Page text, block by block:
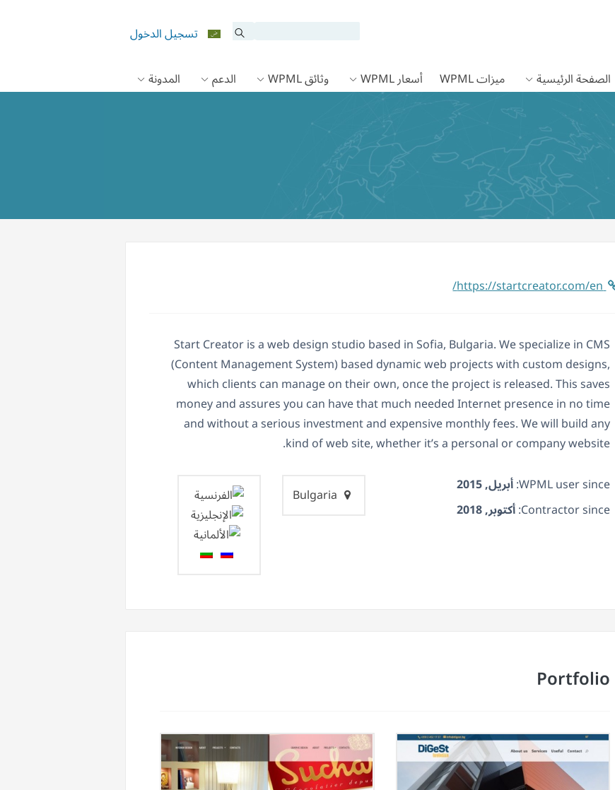
تسجيل الدخول
الصفحة الرئيسية
ميزات WPML أسعار WPML وثائق WPML الدعم المدونة
https://startcreator.com/en/
Start Creator is a web design studio based in Sofia, Bulgaria. We specialize in CMS
(Content Management System) based dynamic web projects with custom designs,
which clients can manage on their own, once the project is released. This saves
money and assures you can have that much needed Internet presence in no time
and without a serious investment and expensive monthly fees. We will build any
kind of web site, whether it’s a personal or company website.
WPML user since: أبريل, 2015
Contractor since: أكتوبر, 2018
Portfolio